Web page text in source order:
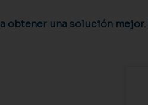
obtener una solución